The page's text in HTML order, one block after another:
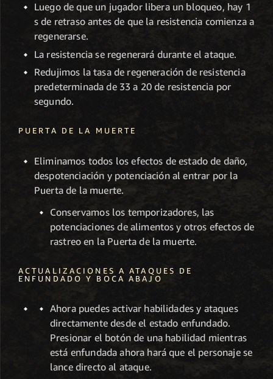
Luego de que un jugador libera un bloqueo, hay 1
s de retraso antes de que la resistencia comienza a
regenerarse.
La resistencia se regenerará durante el ataque.
Redujimos la tasa de regeneración de resistencia
predeterminada de 33 a 20 de resistencia por
segundo.
PUERTA DE LA MUERTE
Eliminamos todos los efectos de estado de daño,
despotenciación y potenciación al entrar por la
Puerta de la muerte.
Conservamos los temporizadores, las
potenciaciones de alimentos y otros efectos de
rastreo en la Puerta de la muerte.
ACTUALIZACIONES A ATAQUES DE
ENFUNDADO Y BOCA ABAJO
Ahora puedes activar habilidades y ataques
directamente desde el estado enfundado.
Presionar el botón de una habilidad mientras
está enfundada ahora hará que el personaje se
lance directo al ataque.